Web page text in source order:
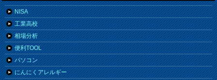
NISA
工業高校
相場分析
便利TOOL
パソコン
にんにくアレルギー